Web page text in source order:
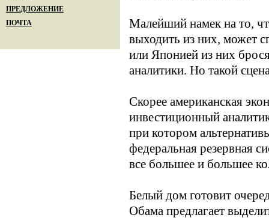
ПРЕДЛОЖЕНИЕ
ПОЧТА
Малейший намек на то,
выходить из них, может
или Японией из них
аналитики. Но такой
Скорее американская
инвестиционный
при котором
федеральная резервная
все большее и большее
Белый дом готовит
Обама предлагает